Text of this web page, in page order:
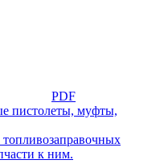
PDF
пистолеты, муфты,
топливозаправочных
к ним.